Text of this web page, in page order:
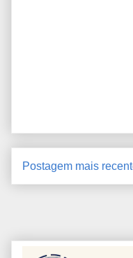
Postagem mais